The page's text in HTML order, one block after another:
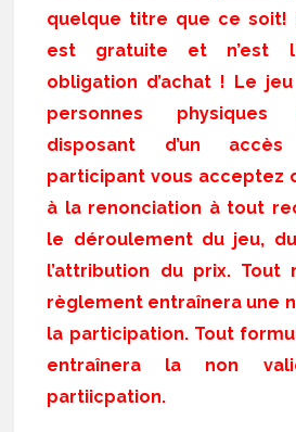
quelque titre que ce soit!
est gratuite et n’est
obligation d’achat ! Le
personnes
disposant d’un
participant vous acceptez
à la renonciation à tout
le déroulement du jeu,
l’attribution du prix. Tout
règlement entraînera une
la participation. Tout
entraînera la non
partiicpation.